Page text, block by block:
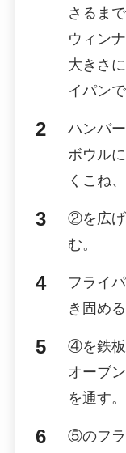
さるま
ウィン
大きさ
イパン
ハンバ
ボウル
くこね
②を広げ
む。
フライ
き固める
④を鉄板
オーブ
を通す。
⑤のフラ